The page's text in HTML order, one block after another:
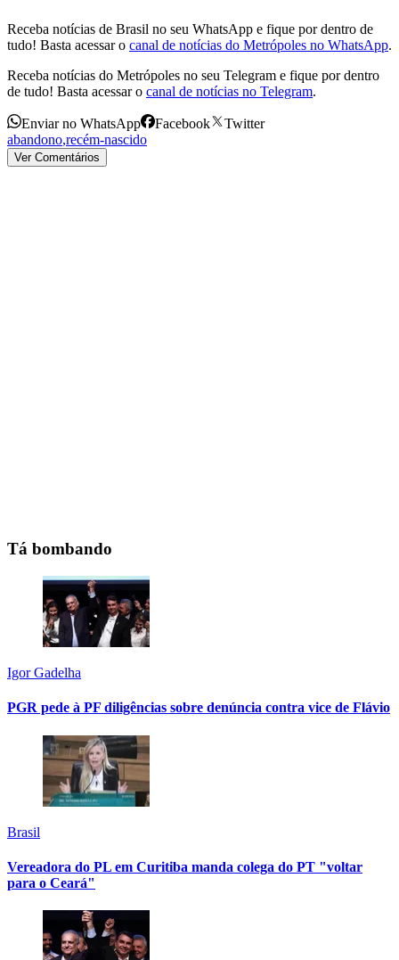
Receba notícias de Brasil no seu WhatsApp e fique por dentro de
tudo! Basta acessar o canal de notícias do Metrópoles no WhatsApp.
Receba notícias do Metrópoles no seu Telegram e fique por dentro
de tudo! Basta acessar o canal de notícias no Telegram.
Enviar no WhatsApp Facebook
Twitter
abandono,recém-nascido
Ver Comentários
Tá bombando
Igor Gadelha
PGR pede à PF diligências sobre denúncia contra vice de Flávio
Brasil
Vereadora do PL em Curitiba manda colega do PT "voltar
para o Ceará"